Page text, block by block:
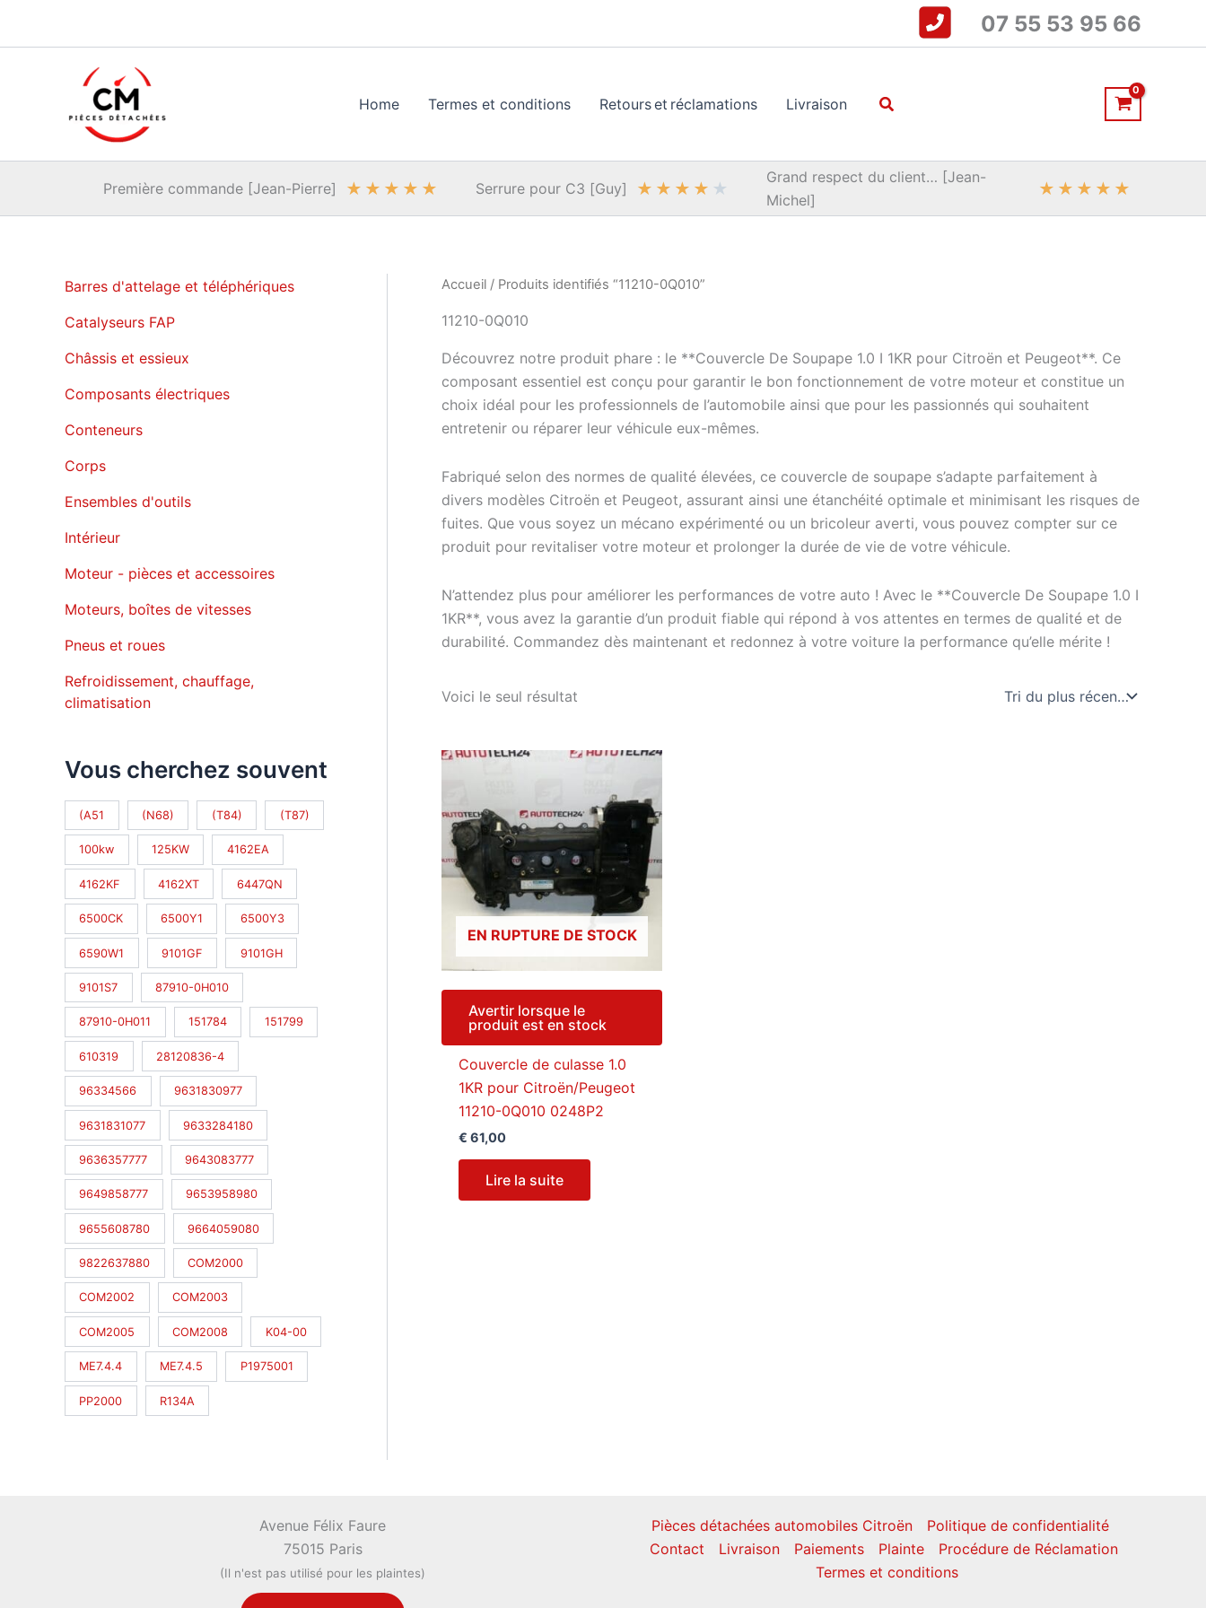
07 55 53 95 66
Home Termes et conditions Retours et réclamations Livraison Rechercher
Première commande [Jean-Pierre] ★ ★ ★ ★ ★ Serrure pour C3 [Guy] ★ ★ ★ ★ ★
Grand respect du client… [Jean-
Michel]
★ ★ ★ ★ ★
Barres d'attelage et téléphériques
Catalyseurs FAP
Châssis et essieux
Composants électriques
Conteneurs
Corps
Ensembles d'outils
Intérieur
Moteur - pièces et accessoires
Moteurs, boîtes de vitesses
Pneus et roues
Refroidissement, chauffage,
climatisation
Vous cherchez souvent
(A51 (N68) (T84) (T87)
100kw 125KW 4162EA
4162KF 4162XT 6447QN
6500CK 6500Y1 6500Y3
6590W1 9101GF 9101GH
9101S7 87910-0H010
87910-0H011 151784 151799
610319 28120836-4
96334566 9631830977
9631831077 9633284180
9636357777 9643083777
9649858777 9653958980
9655608780 9664059080
9822637880 COM2000
COM2002 COM2003
COM2005 COM2008 K04-00
ME7.4.4 ME7.4.5 P1975001
PP2000 R134A
Accueil / Produits identifiés “11210-0Q010”
11210-0Q010
Découvrez notre produit phare : le **Couvercle De Soupape 1.0 I 1KR pour Citroën et Peugeot**. Ce
composant essentiel est conçu pour garantir le bon fonctionnement de votre moteur et constitue un
choix idéal pour les professionnels de l’automobile ainsi que pour les passionnés qui souhaitent
entretenir ou réparer leur véhicule eux-mêmes.
Fabriqué selon des normes de qualité élevées, ce couvercle de soupape s’adapte parfaitement à
divers modèles Citroën et Peugeot, assurant ainsi une étanchéité optimale et minimisant les risques de
fuites. Que vous soyez un mécano expérimenté ou un bricoleur averti, vous pouvez compter sur ce
produit pour revitaliser votre moteur et prolonger la durée de vie de votre véhicule.
N’attendez plus pour améliorer les performances de votre auto ! Avec le **Couvercle De Soupape 1.0 I
1KR**, vous avez la garantie d’un produit fiable qui répond à vos attentes en termes de qualité et de
durabilité. Commandez dès maintenant et redonnez à votre voiture la performance qu’elle mérite !
Voici le seul résultat
EN RUPTURE DE STOCK
Avertir lorsque le
produit est en stock
Couvercle de culasse 1.0
1KR pour Citroën/Peugeot
11210-0Q010 0248P2
€ 61,00
Lire la suite
Avenue Félix Faure
75015 Paris
(Il n'est pas utilisé pour les plaintes)
Pièces détachées automobiles Citroën
Politique de confidentialité
Contact
Livraison Paiements Plainte
Procédure de Réclamation
Termes et conditions